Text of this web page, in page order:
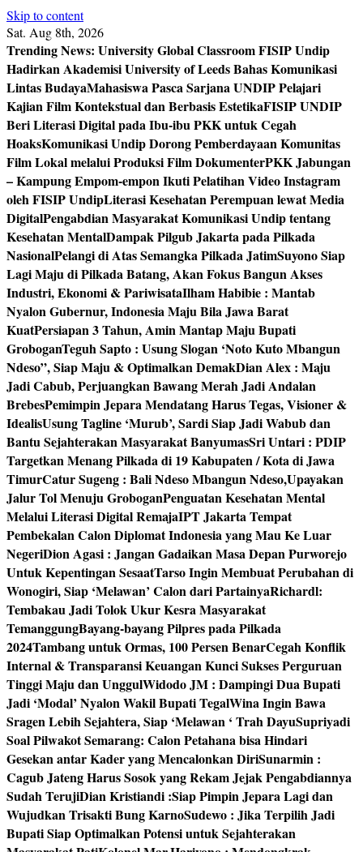
Skip to content
Sat. Aug 8th, 2026
Trending News: University Global Classroom FISIP Undip
Hadirkan Akademisi University of Leeds Bahas Komunikasi
Lintas BudayaMahasiswa Pasca Sarjana UNDIP Pelajari
Kajian Film Kontekstual dan Berbasis EstetikaFISIP UNDIP
Beri Literasi Digital pada Ibu-ibu PKK untuk Cegah
HoaksKomunikasi Undip Dorong Pemberdayaan Komunitas
Film Lokal melalui Produksi Film DokumenterPKK Jabungan
– Kampung Empom-empon Ikuti Pelatihan Video Instagram
oleh FISIP UndipLiterasi Kesehatan Perempuan lewat Media
DigitalPengabdian Masyarakat Komunikasi Undip tentang
Kesehatan MentalDampak Pilgub Jakarta pada Pilkada
NasionalPelangi di Atas Semangka Pilkada JatimSuyono Siap
Lagi Maju di Pilkada Batang, Akan Fokus Bangun Akses
Industri, Ekonomi & PariwisataIlham Habibie : Mantab
Nyalon Gubernur, Indonesia Maju Bila Jawa Barat
KuatPersiapan 3 Tahun, Amin Mantap Maju Bupati
GroboganTeguh Sapto : Usung Slogan ‘Noto Kuto Mbangun
Ndeso”, Siap Maju & Optimalkan DemakDian Alex : Maju
Jadi Cabub, Perjuangkan Bawang Merah Jadi Andalan
BrebesPemimpin Jepara Mendatang Harus Tegas, Visioner &
IdealisUsung Tagline ‘Murub’, Sardi Siap Jadi Wabub dan
Bantu Sejahterakan Masyarakat BanyumasSri Untari : PDIP
Targetkan Menang Pilkada di 19 Kabupaten / Kota di Jawa
TimurCatur Sugeng : Bali Ndeso Mbangun Ndeso,Upayakan
Jalur Tol Menuju GroboganPenguatan Kesehatan Mental
Melalui Literasi Digital RemajaIPT Jakarta Tempat
Pembekalan Calon Diplomat Indonesia yang Mau Ke Luar
NegeriDion Agasi : Jangan Gadaikan Masa Depan Purworejo
Untuk Kepentingan SesaatTarso Ingin Membuat Perubahan di
Wonogiri, Siap ‘Melawan’ Calon dari PartainyaRichardl:
Tembakau Jadi Tolok Ukur Kesra Masyarakat
TemanggungBayang-bayang Pilpres pada Pilkada
2024Tambang untuk Ormas, 100 Persen BenarCegah Konflik
Internal & Transparansi Keuangan Kunci Sukses Perguruan
Tinggi Maju dan UnggulWidodo JM : Dampingi Dua Bupati
Jadi ‘Modal’ Nyalon Wakil Bupati TegalWina Ingin Bawa
Sragen Lebih Sejahtera, Siap ‘Melawan ‘ Trah DayuSupriyadi
Soal Pilwakot Semarang: Calon Petahana bisa Hindari
Gesekan antar Kader yang Mencalonkan DiriSunarmin :
Cagub Jateng Harus Sosok yang Rekam Jejak Pengabdiannya
Sudah TerujiDian Kristiandi :Siap Pimpin Jepara Lagi dan
Wujudkan Trisakti Bung KarnoSudewo : Jika Terpilih Jadi
Bupati Siap Optimalkan Potensi untuk Sejahterakan